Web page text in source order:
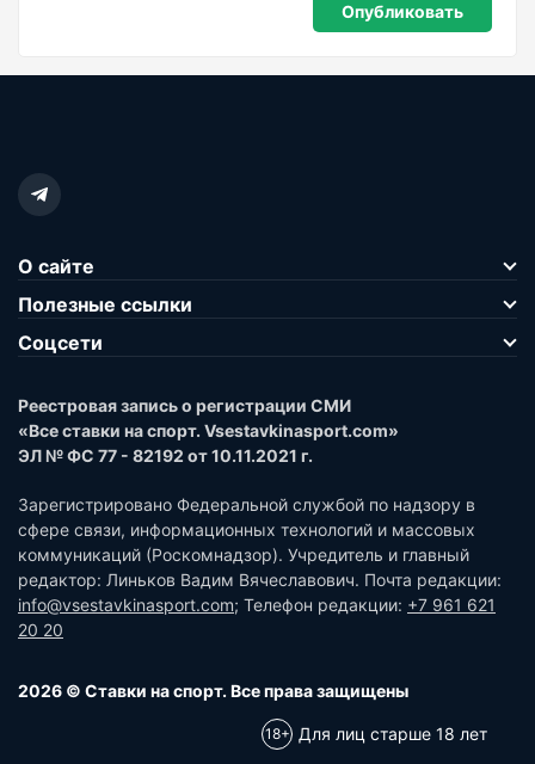
О сайте
Полезные ссылки
Соцсети
Реестровая запись о регистрации СМИ
«Все ставки на спорт. Vsestavkinasport.com»
ЭЛ № ФС 77 - 82192 от 10.11.2021 г.
Зарегистрировано Федеральной службой по надзору в
сфере связи, информационных технологий и массовых
коммуникаций (Роскомнадзор). Учредитель и главный
редактор: Линьков Вадим Вячеславович. Почта редакции:
info@vsestavkinasport.com; Телефон редакции: +7 961 621
20 20
2026 © Ставки на спорт. Все права защищены
Для лиц старше 18 лет